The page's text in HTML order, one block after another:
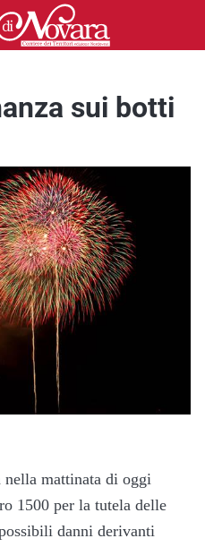
sui botti
nella mattinata di oggi
1500 per la tutela delle
danni derivanti